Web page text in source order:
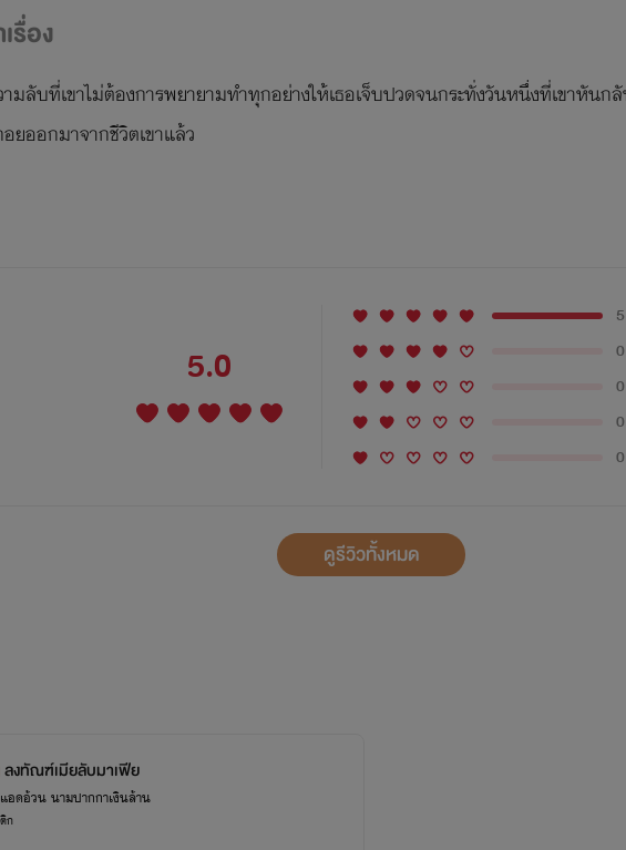
รื่อง
ามลับที่เขาไม่ต้องการพยายามทำทุกอย่างให้เธอเจ็บปวดจนกระทั่งวันหนึ่งที่เขาหันก
ออกมาจากชีวิตเขาแล้ว
5.0
5
0
0
0
0
ดูรีวิวทั้งหมด
ลงทัณฑ์เมียลับมาเฟีย
แอดอ้วน นามปากกาเงินล้าน
ก